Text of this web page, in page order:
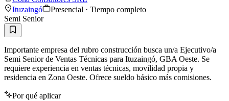
Ituzaingó
Presencial · Tiempo completo
Semi Senior
Importante empresa del rubro construcción busca un/a Ejecutivo/a
Semi Senior de Ventas Técnicas para Ituzaingó, GBA Oeste. Se
requiere experiencia en ventas técnicas, movilidad propia y
residencia en Zona Oeste. Ofrece sueldo básico más comisiones.
Por qué aplicar